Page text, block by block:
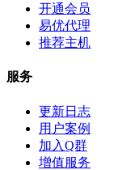
开通会员
易优代理
推荐主机
服务
更新日志
用户案例
加入Q群
增值服务